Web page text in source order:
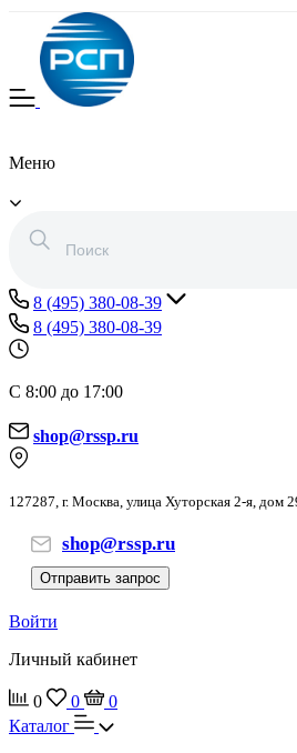
Меню
8 (495) 380-08-39
8 (495) 380-08-39
С 8:00 до 17:00
shop@rssp.ru
127287, г. Москва, улица Хуторская 2-я, дом
shop@rssp.ru
Отправить запрос
Войти
Личный кабинет
0 0
0
Каталог